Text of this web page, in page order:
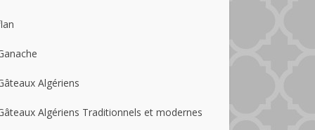
Algériens
Algériens Traditionnels et modernes